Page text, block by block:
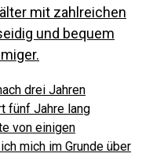
mit zahlreichen
und bequem
drei Jahren
fünf Jahre lang
von einigen
mich im Grunde über